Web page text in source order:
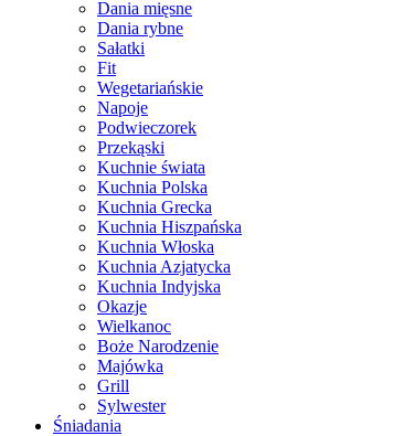
Dania mięsne
Dania rybne
Sałatki
Fit
Wegetariańskie
Napoje
Podwieczorek
Przekąski
Kuchnie świata
Kuchnia Polska
Kuchnia Grecka
Kuchnia Hiszpańska
Kuchnia Włoska
Kuchnia Azjatycka
Kuchnia Indyjska
Okazje
Wielkanoc
Boże Narodzenie
Majówka
Grill
Sylwester
Śniadania